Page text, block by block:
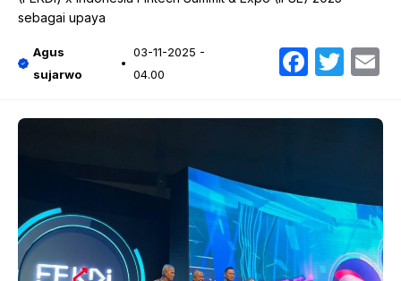
sebagai upaya
Agus
sujarwo
03-11-2025 -
04.00